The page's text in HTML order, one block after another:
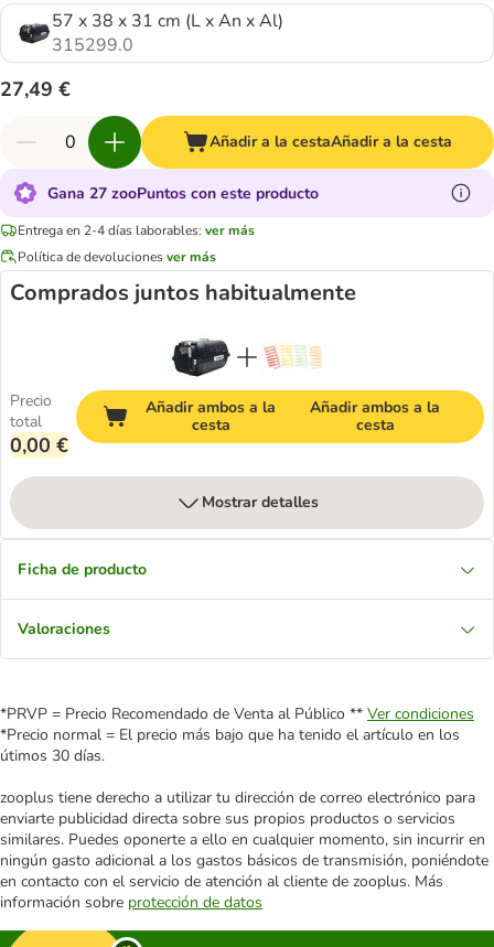
57 x 38 x 31 cm (L x An x Al)
315299.0
27,49 €
Añadir a la cestaAñadir a la cesta
Gana 27 zooPuntos con este producto
Entrega en 2-4 días laborables: ver más
Política de devolucionesver más
Comprados juntos habitualmente
Precio
total
0,00 €
Añadir ambos a la
cesta
Añadir ambos a la
cesta
Mostrar detalles
Ficha de producto
Valoraciones
*PRVP = Precio Recomendado de Venta al Público ** Ver condiciones
*Precio normal = El precio más bajo que ha tenido el artículo en los
útimos 30 días.
zooplus tiene derecho a utilizar tu dirección de correo electrónico para
enviarte publicidad directa sobre sus propios productos o servicios
similares. Puedes oponerte a ello en cualquier momento, sin incurrir en
ningún gasto adicional a los gastos básicos de transmisión, poniéndote
en contacto con el servicio de atención al cliente de zooplus. Más
información sobre protección de datos